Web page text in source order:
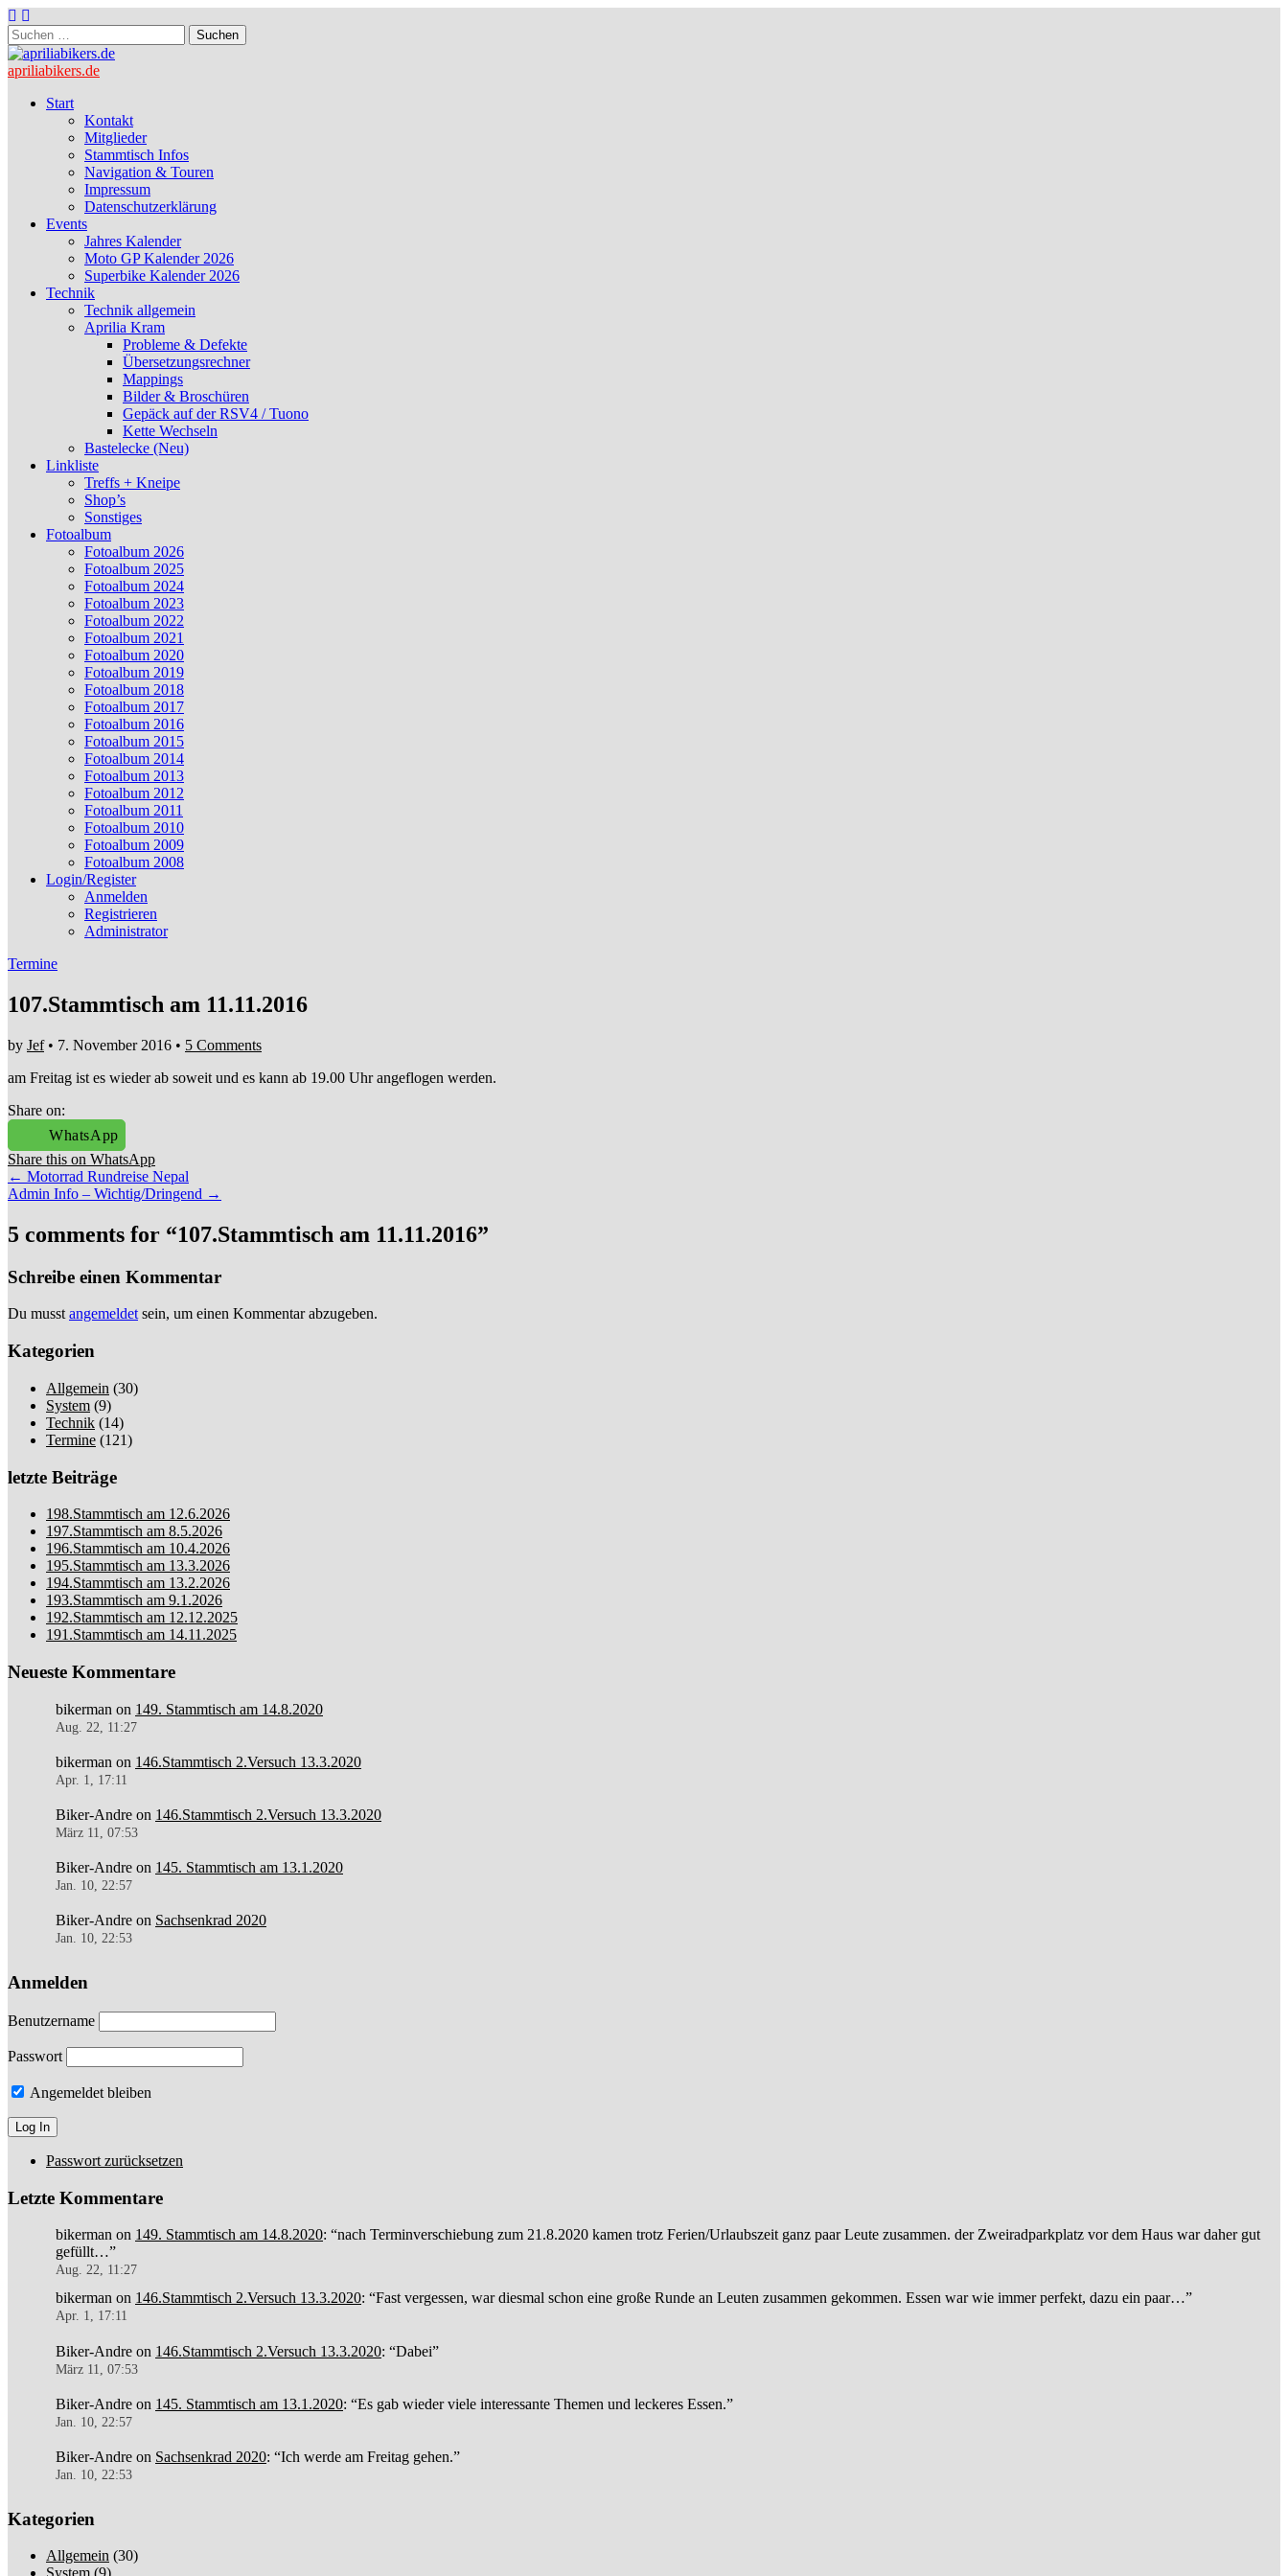
Suchen
nach:
apriliabikers.de
Main
Skip
Start
Kontakt
Mitglieder
Stammtisch Infos
Navigation & Touren
Impressum
Datenschutzerklärung
Events
Jahres Kalender
Moto GP Kalender 2026
Superbike Kalender 2026
Technik
Technik allgemein
Aprilia Kram
Probleme & Defekte
Übersetzungsrechner
Mappings
Bilder & Broschüren
Gepäck auf der RSV4 / Tuono
Kette Wechseln
Bastelecke (Neu)
Linkliste
Treffs + Kneipe
Shop’s
Sonstiges
Fotoalbum
Fotoalbum 2026
Fotoalbum 2025
Fotoalbum 2024
Fotoalbum 2023
Fotoalbum 2022
Fotoalbum 2021
Fotoalbum 2020
Fotoalbum 2019
Fotoalbum 2018
Fotoalbum 2017
Fotoalbum 2016
Fotoalbum 2015
Fotoalbum 2014
Fotoalbum 2013
Fotoalbum 2012
Fotoalbum 2011
Fotoalbum 2010
Fotoalbum 2009
Fotoalbum 2008
Login/Register
Anmelden
Registrieren
Administrator
Termine
107.Stammtisch am 11.11.2016
by Jef• 7. November 2016 • 5 Comments
am Freitag ist es wieder ab soweit und es kann ab 19.00 Uhr angeflogen werden.
Share on:
WhatsApp
Share this on WhatsApp
Post
navigation
← Motorrad Rundreise Nepal
Admin Info – Wichtig/Dringend →
5 comments for “107.Stammtisch am 11.11.2016”
Schreibe einen Kommentar
Du musst angemeldet sein, um einen Kommentar abzugeben.
Kategorien
Allgemein (30)
System (9)
Technik (14)
Termine (121)
letzte Beiträge
198.Stammtisch am 12.6.2026
197.Stammtisch am 8.5.2026
196.Stammtisch am 10.4.2026
195.Stammtisch am 13.3.2026
194.Stammtisch am 13.2.2026
193.Stammtisch am 9.1.2026
192.Stammtisch am 12.12.2025
191.Stammtisch am 14.11.2025
Neueste Kommentare
bikerman on 149. Stammtisch am 14.8.2020
Aug. 22, 11:27
bikerman on 146.Stammtisch 2.Versuch 13.3.2020
Apr. 1, 17:11
Biker-Andre on 146.Stammtisch 2.Versuch 13.3.2020
März 11, 07:53
Biker-Andre on 145. Stammtisch am 13.1.2020
Jan. 10, 22:57
Biker-Andre on Sachsenkrad 2020
Jan. 10, 22:53
Anmelden
Benutzername
Passwort
Angemeldet bleiben
Passwort zurücksetzen
Letzte Kommentare
bikerman on 149. Stammtisch am 14.8.2020: “nach Terminverschiebung zum 21.8.2020 kamen trotz Ferien/Urlaubszeit ganz paar Leute zusammen. der Zweiradparkplatz vor dem Haus war daher gut
gefüllt…”
Aug. 22, 11:27
bikerman on 146.Stammtisch 2.Versuch 13.3.2020: “Fast vergessen, war diesmal schon eine große Runde an Leuten zusammen gekommen. Essen war wie immer perfekt, dazu ein paar…”
Apr. 1, 17:11
Biker-Andre on 146.Stammtisch 2.Versuch 13.3.2020: “Dabei”
März 11, 07:53
Biker-Andre on 145. Stammtisch am 13.1.2020: “Es gab wieder viele interessante Themen und leckeres Essen.”
Jan. 10, 22:57
Biker-Andre on Sachsenkrad 2020: “Ich werde am Freitag gehen.”
Jan. 10, 22:53
Kategorien
Allgemein (30)